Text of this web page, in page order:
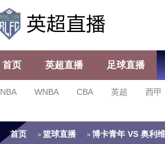
首页 英超直播 足球直播
NBA WNBA CBA 英超 西甲
首页 > 篮球直播 > 博卡青年 VS 奥利